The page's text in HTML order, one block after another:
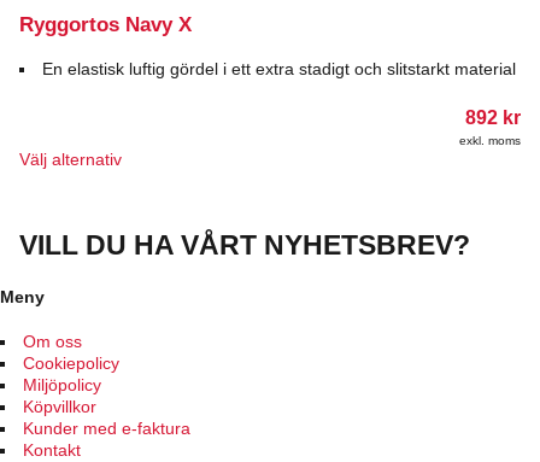
varianter.
olika
Ryggortos Navy X
En elastisk luftig gördel i ett extra stadigt och slitstarkt material
892 kr
exkl. moms
Välj alternativDen
flera
produktsidan
VILL DU HA VÅRT NYHETSBREV?
Meny
Om oss
Cookiepolicy
Miljöpolicy
Köpvillkor
Kunder med e-faktura
Kontakt